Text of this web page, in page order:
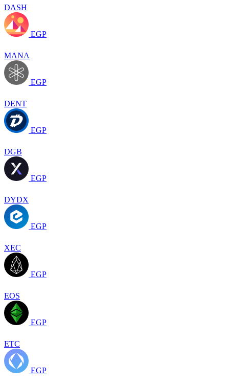
DASH
EGP
MANA
EGP
DENT
EGP
DGB
EGP
DYDX
EGP
XEC
EGP
EOS
EGP
ETC
EGP